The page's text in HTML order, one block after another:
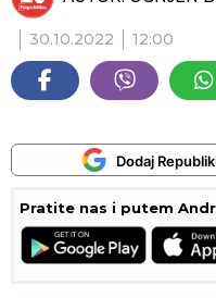
30.10.2022 12:00
Dodaj
Pratite nas i putem